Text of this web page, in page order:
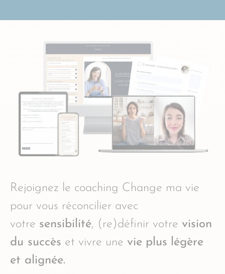
Rejoignez le coaching Change ma vie
pour vous réconcilier avec
votre sensibilité, (re)définir votre vision
du succès et vivre une vie plus légère
et alignée.